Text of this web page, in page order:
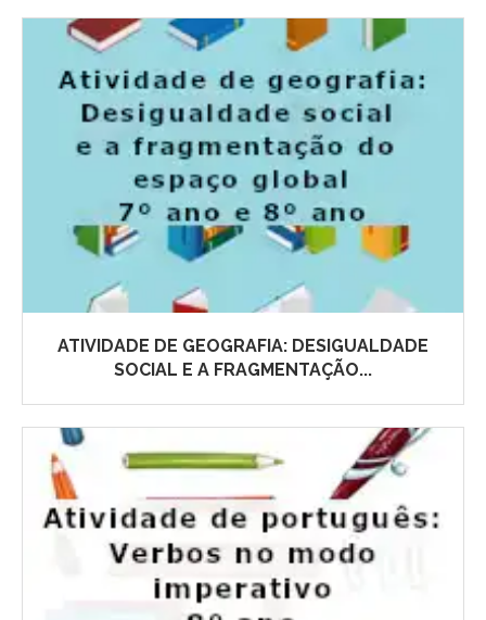
ATIVIDADE DE GEOGRAFIA: DESIGUALDADE
SOCIAL E A FRAGMENTAÇÃO...